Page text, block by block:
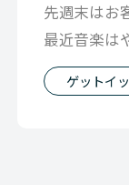
先週末はお
最近音楽は
て、 音楽で
ゲットイ